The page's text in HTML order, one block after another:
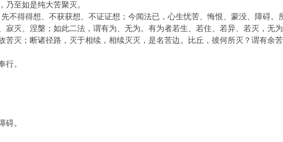
乃至如是纯大苦聚灭。
不得得想、不获获想、不证证想；今闻法已，心生忧苦、悔恨、蒙没、障碍
寂灭、涅槃；如此二法，谓有为、无为。有为者若生、若住、若异、若灭，无
苦灭；断诸径路，灭于相续，相续灭灭，是名苦边。比丘，彼何所灭？谓有余
行。
碍。